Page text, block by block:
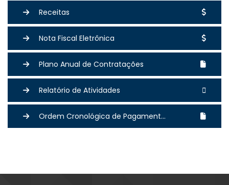
Receitas
Nota Fiscal Eletrônica
Plano Anual de Contratações
Relatório de Atividades
Ordem Cronológica de Pagament...